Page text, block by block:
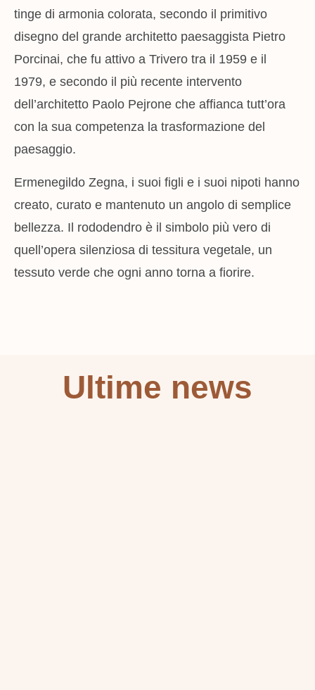
tinge di armonia colorata, secondo il primitivo
disegno del grande architetto paesaggista Pietro
Porcinai, che fu attivo a Trivero tra il 1959 e il
1979, e secondo il più recente intervento
dell’architetto Paolo Pejrone che affianca tutt’ora
con la sua competenza la trasformazione del
paesaggio.
Ermenegildo Zegna, i suoi figli e i suoi nipoti hanno
creato, curato e mantenuto un angolo di semplice
bellezza. Il rododendro è il simbolo più vero di
quell’opera silenziosa di tessitura vegetale, un
tessuto verde che ogni anno torna a fiorire.
Ultime news